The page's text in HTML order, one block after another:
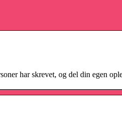
har skrevet, og del din egen